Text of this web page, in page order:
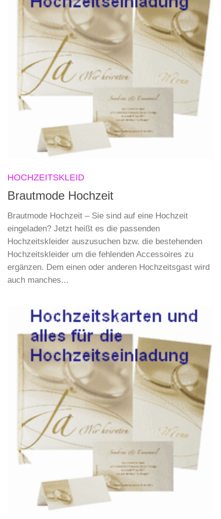
HOCHZEITSKLEID
Brautmode Hochzeit
Brautmode Hochzeit – Sie sind auf eine Hochzeit
eingeladen? Jetzt heißt es die passenden
Hochzeitskleider auszusuchen bzw. die bestehenden
Hochzeitskleider um die fehlenden Accessoires zu
ergänzen. Dem einen oder anderen Hochzeitsgast wird
auch manches...